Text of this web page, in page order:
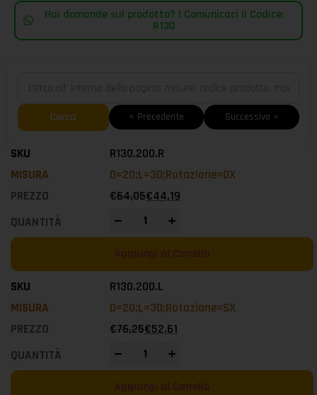
Hai domande sul prodotto? | Comunicaci il Codice:
R130
Cerca < Precedente Successivo >
R130.200.R
D=20;L=30;Rotazione=DX
€64,05€44,19
Aggiungi al Carrello
R130.200.L
D=20;L=30;Rotazione=SX
€76,25€52,61
Aggiungi al Carrello